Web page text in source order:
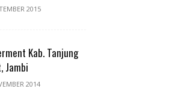
2015
Kab. Tanjung
Jambi
2014